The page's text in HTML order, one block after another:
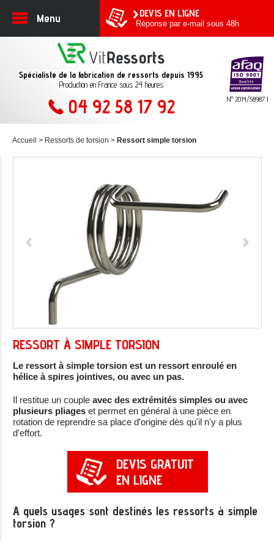
Menu DEVIS EN LIGNE
Réponse par e-mail sous 48h
N° 2014/58987.1
Spécialiste de la fabrication de ressorts depuis 1995
Production en France sous 24 heures
04 92 58 17 92
Accueil Ressorts de torsion Ressort simple torsion
RESSORT À SIMPLE TORSION
Le ressort à simple torsion est un ressort enroulé en
hélice à spires jointives, ou avec un pas.
Il restitue un couple avec des extrémités simples ou avec
plusieurs pliages et permet en général à une pièce en
rotation de reprendre sa place d'origine dès qu'il n'y a plus
d'effort.
DEVIS GRATUIT
EN LIGNE
A quels usages sont destinés les ressorts à simple
torsion ?